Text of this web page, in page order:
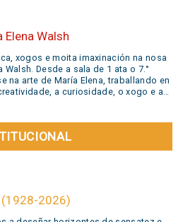
Elena Walsh
xogos e moita imaxinación na nosa
Desde a sala de 1 ata o 7.°
na arte de María Elena, traballando en
a curiosidade, o xogo e a
coa súa música. Grazas polo talento
VER VIDEO AQUÍ
2026)